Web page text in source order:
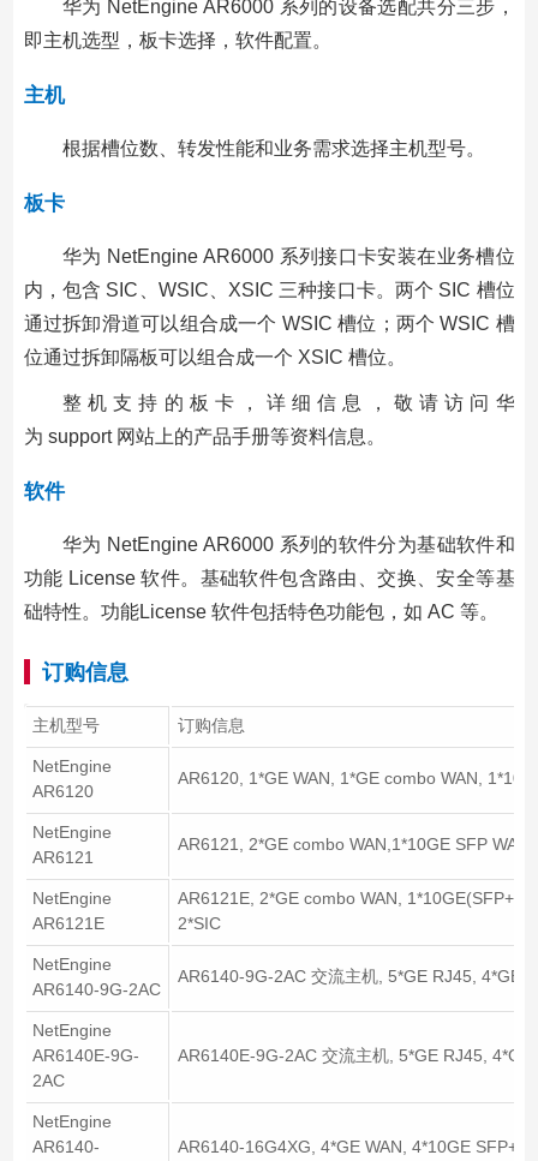
华为 NetEngine AR6000 系列的设备选配共分三步，
即主机选型，板卡选择，软件配置。
主机
根据槽位数、转发性能和业务需求选择主机型号。
板卡
华为 NetEngine AR6000 系列接口卡安装在业务槽位
内，包含 SIC、WSIC、XSIC 三种接口卡。两个 SIC 槽位
通过拆卸滑道可以组合成一个 WSIC 槽位；两个 WSIC 槽
位通过拆卸隔板可以组合成一个 XSIC 槽位。
整机支持的板卡，详细信息，敬请访问华
为 support 网站上的产品手册等资料信息。
软件
华为 NetEngine AR6000 系列的软件分为基础软件和
功能 License 软件。基础软件包含路由、交换、安全等基
础特性。功能License 软件包括特色功能包，如 AC 等。
订购信息
主机型号 订购信息
NetEngine
AR6120
AR6120, 1*GE WAN, 1*GE combo WAN,
NetEngine
AR6121
AR6121, 2*GE combo WAN,1*10GE SFP
NetEngine
AR6121E
AR6121E, 2*GE combo WAN, 1*10GE(SFP+)
2*SIC
NetEngine
AR6140-9G-2AC
AR6140-9G-2AC 交流主机, 5*GE RJ45, 4*GE
NetEngine
AR6140E-9G-
2AC
AR6140E-9G-2AC 交流主机, 5*GE RJ45, 4*GE
NetEngine
AR6140-
AR6140-16G4XG, 4*GE WAN, 4*10GE SFP+